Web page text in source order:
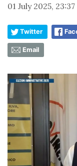
01 July 2025, 23:37
Twitter
Email